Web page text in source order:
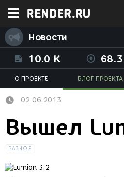
Новости
10.0 K
О ПРОЕКТЕ БЛОГ ПРОЕКТА
02.06.2013
Вышел
РАЗНОЕ